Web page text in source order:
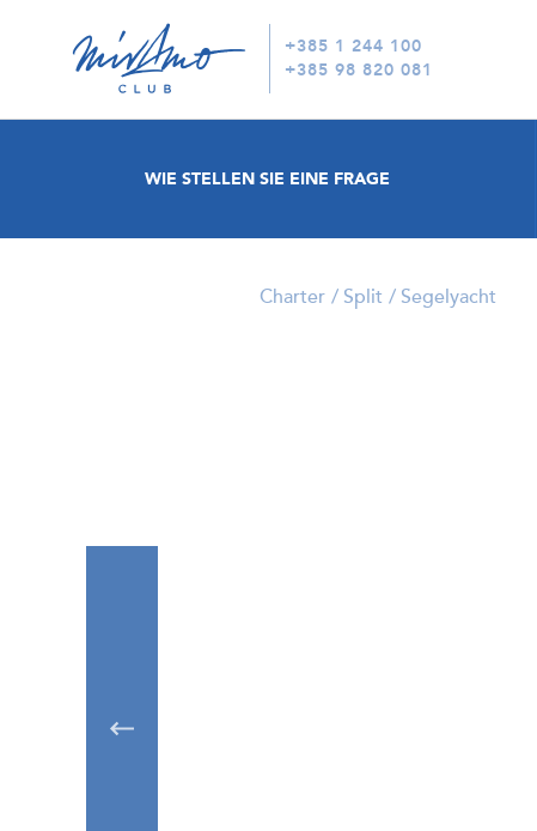
+385 1 244 100
+385 98 820 081
WIE STELLEN SIE EINE FRAGE
Charter Split Segelyacht